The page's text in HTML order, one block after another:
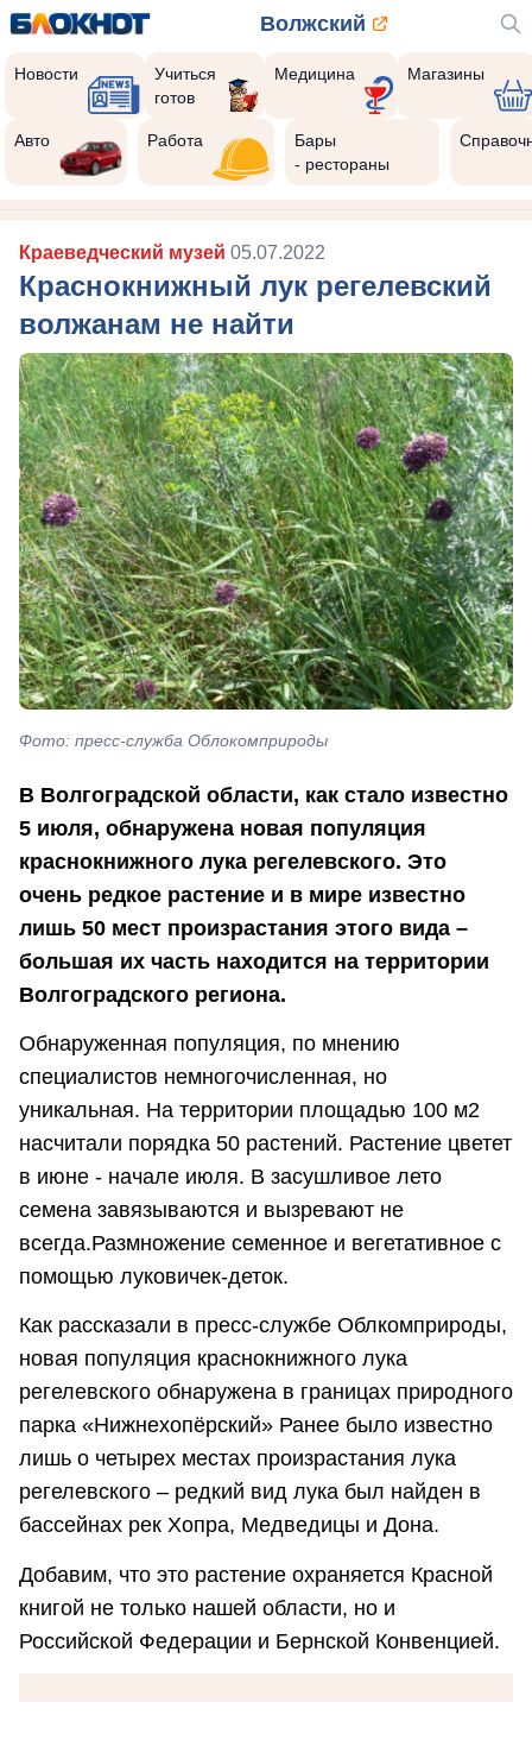
Волжский
Новости
Учиться
готов
Медицина Магазины
Авто Работа
Бары
- рестораны
Краеведческий музей 05.07.2022
Краснокнижный лук регелевский
волжанам не найти
Фото: пресс-служба Облокомприроды
В Волгоградской области, как стало известно
5 июля, обнаружена новая популяция
краснокнижного лука регелевского. Это
очень редкое растение и в мире известно
лишь 50 мест произрастания этого вида –
большая их часть находится на территории
Волгоградского региона.
Обнаруженная популяция, по мнению
специалистов немногочисленная, но
уникальная. На территории площадью 100 м2
насчитали порядка 50 растений. Растение цветет
в июне - начале июля. В засушливое лето
семена завязываются и вызревают не
всегда.Размножение семенное и вегетативное с
помощью луковичек-деток.
Как рассказали в пресс-службе Облкомприроды,
новая популяция краснокнижного лука
регелевского обнаружена в границах природного
парка «Нижнехопёрский» Ранее было известно
лишь о четырех местах произрастания лука
регелевского – редкий вид лука был найден в
бассейнах рек Хопра, Медведицы и Дона.
Добавим, что это растение охраняется Красной
книгой не только нашей области, но и
Российской Федерации и Бернской Конвенцией.